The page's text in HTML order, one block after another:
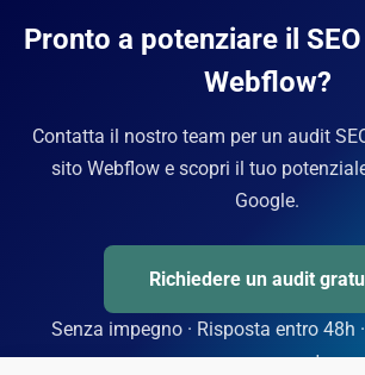
Pronto a potenziare il
Webflow?
Contatta il nostro team per un audit
sito Webflow e scopri il tuo
Google.
Richiedere un audit
Senza impegno · Risposta entro 48h
accompagnate